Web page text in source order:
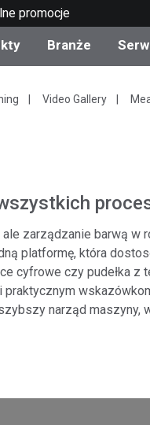
promocje
produktów
Branże
Center
Video Gallery
zarządzanie barwą
platformę, która
czy pudełka z
narząd maszyny,